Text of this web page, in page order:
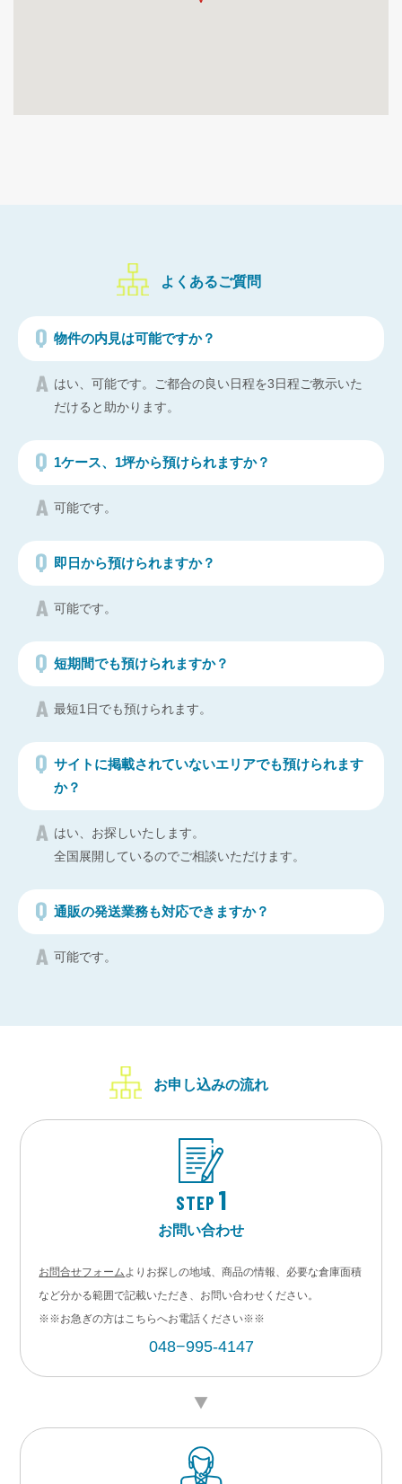
よくあるご質問
物件の内見は可能ですか？
はい、可能です。ご都合の良い日程を3日程ご教示いた
だけると助かります。
1ケース、1坪から預けられますか？
可能です。
即日から預けられますか？
可能です。
短期間でも預けられますか？
最短1日でも預けられます。
サイトに掲載されていないエリアでも預けられます
か？
はい、お探しいたします。
全国展開しているのでご相談いただけます。
通販の発送業務も対応できますか？
可能です。
お申し込みの流れ
STEP 1
お問い合わせ
お問合せフォームよりお探しの地域、商品の情報、必要な倉庫面積
など分かる範囲で記載いただき、お問い合わせください。
※※お急ぎの方はこちらへお電話ください※※
048−995-4147